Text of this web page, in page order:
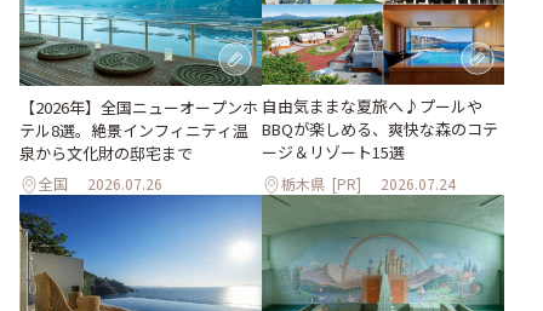
【2026年】全国ニューオープンホ
テル8選。絶景インフィニティ温
泉から文化財の邸宅まで
全国 2026.07.26
自由気ままな夏旅へ♪プールや
BBQが楽しめる、爽快な森のコテ
ージ＆リゾート15選
栃木県 [PR] 2026.07.24